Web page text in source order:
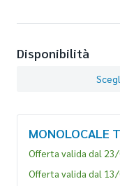
Disponibilità
MONOLOCALE
Offerta valida dal
Offerta valida dal